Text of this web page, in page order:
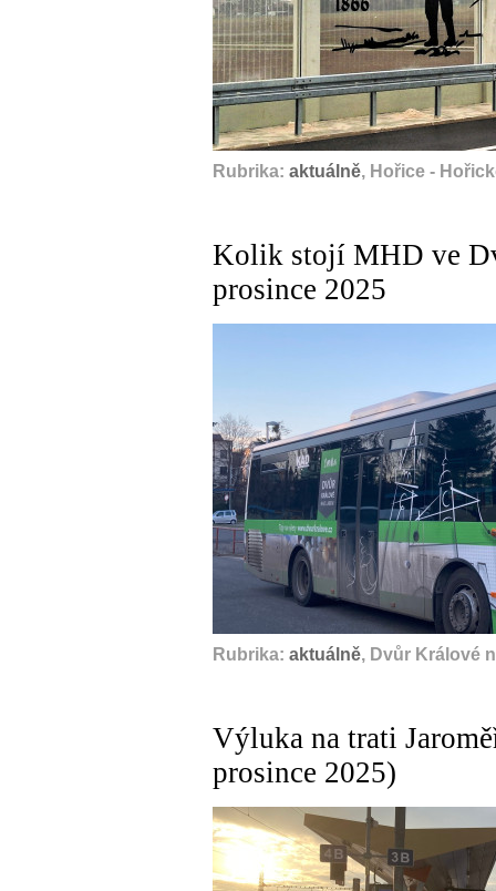
Rubrika: aktuálně, Hořice -
Kolik stojí MHD ve
prosince 2025
Rubrika: aktuálně, Dvůr Králové
Výluka na trati
prosince 2025)